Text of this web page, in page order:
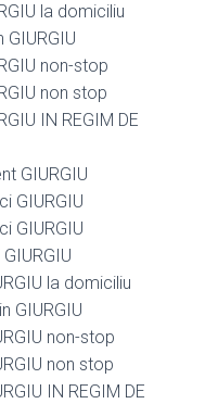
la domiciliu
non-stop
non stop
IN REGIM DE
GIURGIU
GIURGIU
GIURGIU
la domiciliu
GIURGIU
non-stop
non stop
IN REGIM DE